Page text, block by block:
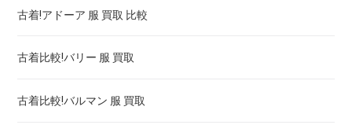
カルティエ 時計 パンテール 買取 ! 高く売るには
カルティエ 時計 パシャ 買取 価格 ! 高く売るには
ベニュワール カルティエ 買取価格 ! 高く売るには
古着!アドーア 服 買取 比較
古着比較!バリー 服 買取
古着比較!バルマン 服 買取